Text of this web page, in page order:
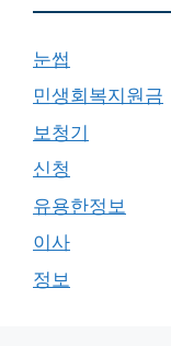
눈썹
민생회복지원금
보청기
신청
유용한정보
이사
정보